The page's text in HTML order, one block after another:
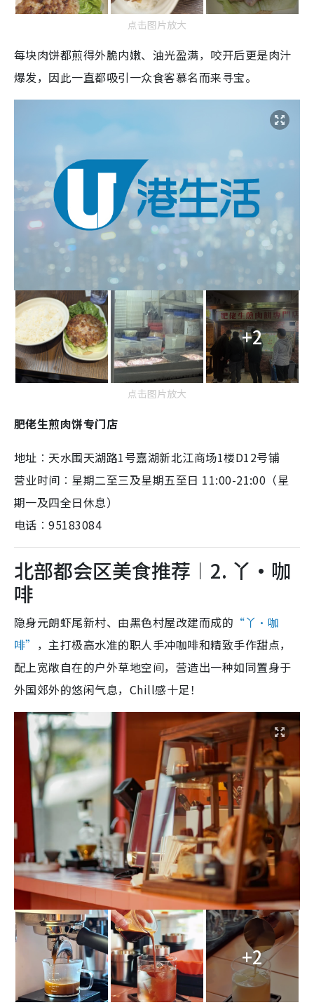
点击图片放大
每块肉饼都煎得外脆内嫩、油光盈满，咬开后更是肉汁
爆发，因此一直都吸引一众食客慕名而来寻宝。
+2
点击图片放大
肥佬生煎肉饼专门店
地址︰天水围天湖路1号嘉湖新北江商场1楼D12号铺
营业时间︰星期二至三及星期五至日 11:00-21:00（星
期一及四全日休息）
电话︰95183084
北部都会区美食推荐︱2. 丫·咖
啡
隐身元朗虾尾新村、由黑色村屋改建而成的 “丫·咖
啡” ，主打极高水准的职人手冲咖啡和精致手作甜点，
配上宽敞自在的户外草地空间，营造出一种如同置身于
外国郊外的悠闲气息，Chill感十足！
+2